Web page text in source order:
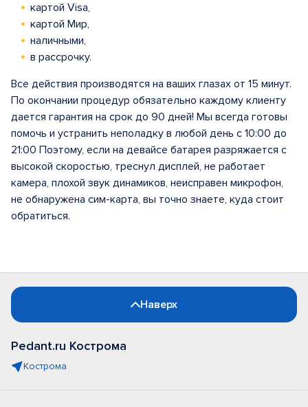
картой Visa,
картой Мир,
наличными,
в рассрочку.
Все действия производятся на ваших глазах от 15 минут.
По окончании процедур обязательно каждому клиенту
дается гарантия на срок до 90 дней! Мы всегда готовы
помочь и устранить неполадку в любой день с 10:00 до
21:00 Поэтому, если на девайсе батарея разряжается с
высокой скоростью, треснул дисплей, не работает
камера, плохой звук динамиков, неисправен микрофон,
не обнаружена сим-карта, вы точно знаете, куда стоит
обратиться.
Наверх
Pedant.ru Кострома
Кострома